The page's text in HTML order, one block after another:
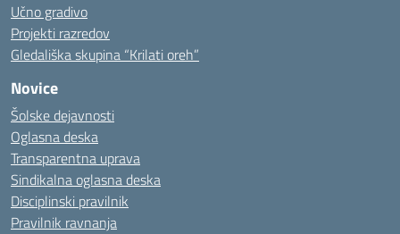
Učno gradivo
Projekti razredov
Gledališka skupina “Krilati oreh”
Novice
Šolske dejavnosti
Oglasna deska
Transparentna uprava
Sindikalna oglasna deska
Disciplinski pravilnik
Pravilnik ravnanja